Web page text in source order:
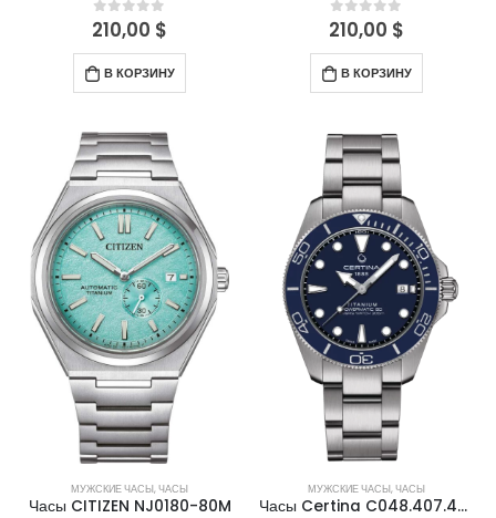
0out of 5
210,00 $
В КОРЗИНУ
0out of 5
210,00 $
В КОРЗИНУ
МУЖСКИЕ ЧАСЫ,ЧАСЫ
Часы CITIZEN NJ0180-80M
МУЖСКИЕ ЧАСЫ,ЧАСЫ
Часы Certina C048.407.44.041.00